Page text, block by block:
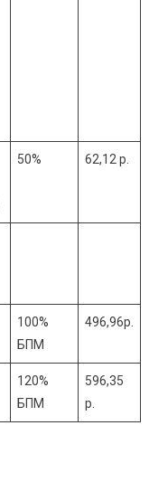
50% 62,12 р.
100%
БПМ
496,96р.
120%
БПМ
596,35
р.